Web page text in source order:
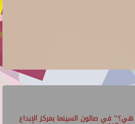
هي؟" في صالون السينما بمركز الإبداع